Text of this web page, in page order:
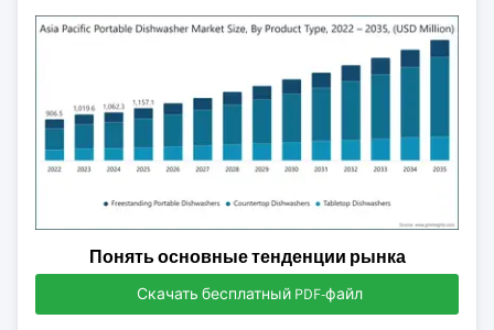
Понять основные тенденции рынка
Скачать бесплатный PDF-файл